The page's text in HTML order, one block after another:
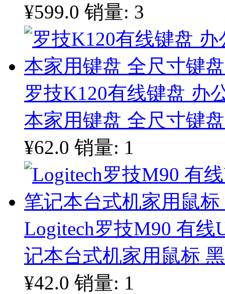
¥599.0 销量: 3
罗技K120有线键盘 办
本家用键盘 全尺寸键
¥62.0 销量: 1
Logitech罗技M90 有
记本台式机家用鼠标
¥42.0 销量: 1